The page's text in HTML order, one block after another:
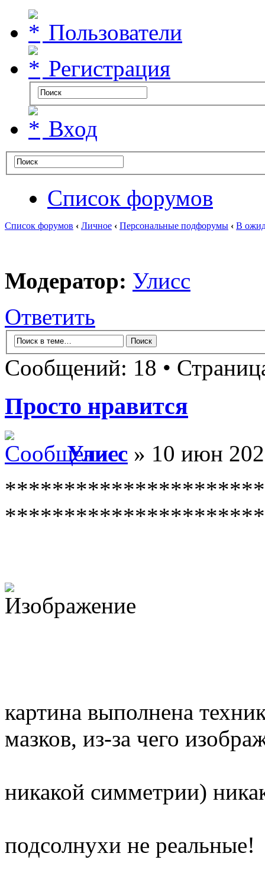
Пользователи
Регистрация
Вход
Список форумов
Список форумов ‹ Личное ‹ Персональные подфорумы ‹ В
Модератор: Улисс
Ответить
Сообщений: 18 •
Просто нравится
Улисс » 10 июн
картина выполнена
мазков, из-за чего
никакой симметрии)
подсолнухи не реальные!